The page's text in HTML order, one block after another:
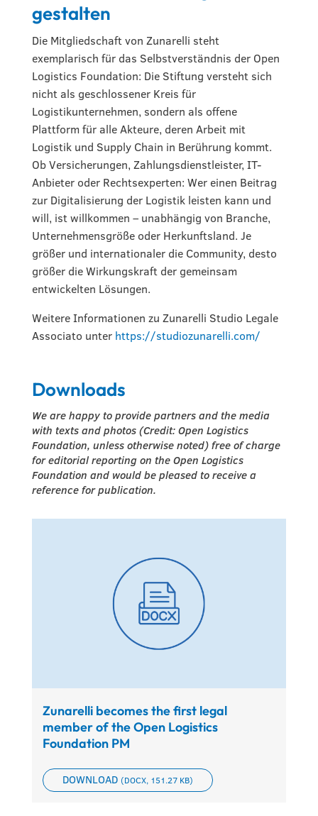
gestalten
Die Mitgliedschaft von Zunarelli steht
exemplarisch für das Selbstverständnis der Open
Logistics Foundation: Die Stiftung versteht sich
nicht als geschlossener Kreis für
Logistikunternehmen, sondern als offene
Plattform für alle Akteure, deren Arbeit mit
Logistik und Supply Chain in Berührung kommt.
Ob Versicherungen, Zahlungsdienstleister, IT-
Anbieter oder Rechtsexperten: Wer einen Beitrag
zur Digitalisierung der Logistik leisten kann und
will, ist willkommen – unabhängig von Branche,
Unternehmensgröße oder Herkunftsland. Je
größer und internationaler die Community, desto
größer die Wirkungskraft der gemeinsam
entwickelten Lösungen.
Weitere Informationen zu Zunarelli Studio Legale
Associato unter https://studiozunarelli.com/
Downloads
We are happy to provide partners and the media
with texts and photos (Credit: Open Logistics
Foundation, unless otherwise noted) free of charge
for editorial reporting on the Open Logistics
Foundation and would be pleased to receive a
reference for publication.
Zunarelli becomes the first legal
member of the Open Logistics
Foundation PM
DOWNLOAD (DOCX, 151.27 KB)